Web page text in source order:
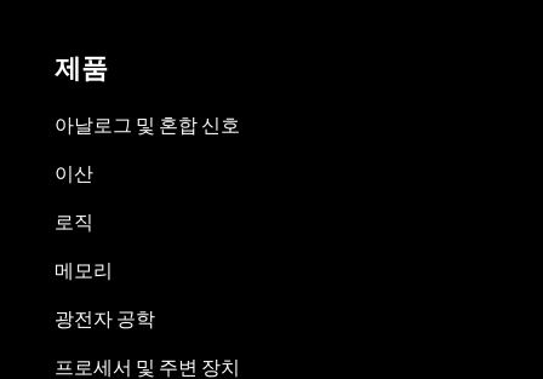
제품
아날로그 및 혼합 신호
이산
로직
메모리
광전자 공학
프로세서 및 주변 장치